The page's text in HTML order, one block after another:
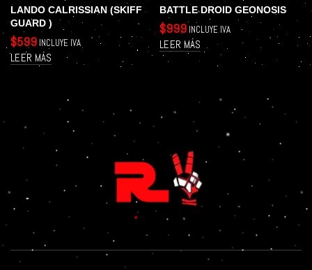
LANDO CALRISSIAN (SKIFF
GUARD )
$599INCLUYE IVA
LEER MÁS
BATTLE DROID GEONOSIS
$999 INCLUYE IVA
LEER MÁS